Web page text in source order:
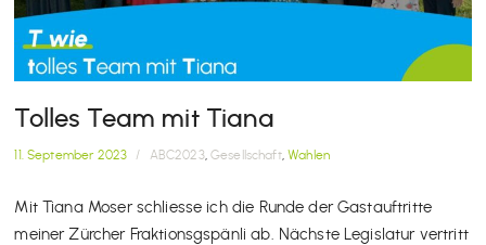
Tolles Team mit Tiana
11. September 2023 / ABC2023, Gesellschaft,Wahlen
Mit Tiana Moser schliesse ich die Runde der Gastauftritte
meiner Zürcher Fraktionsgspänli ab. Nächste Legislatur vertritt